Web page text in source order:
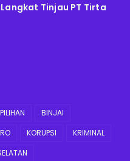
Langkat Tinjau PT Tirta
BINJAI
KORUPSI
KRIMINAL